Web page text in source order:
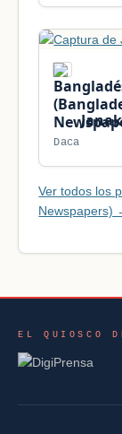
Daca
Ver todos los
Newspapers)
EL QUIOSCO